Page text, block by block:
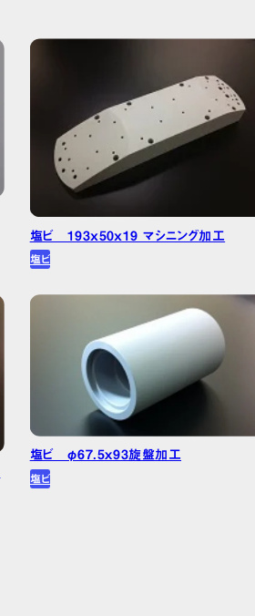
PEEK
テフロン/PTFE
工場見学を申し込む
新着情報
©2026 PLAPORT All
塩ビ 193x50x19 マシニング加工
塩ビ
塩ビ φ67.5ｘ93旋盤加工
塩ビ